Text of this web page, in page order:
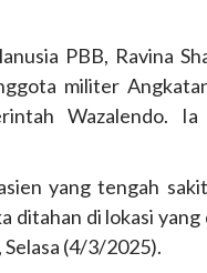
PBB, Ravina
militer
Wazalendo.
yang tengah
di lokasi yang
(4/3/2025).